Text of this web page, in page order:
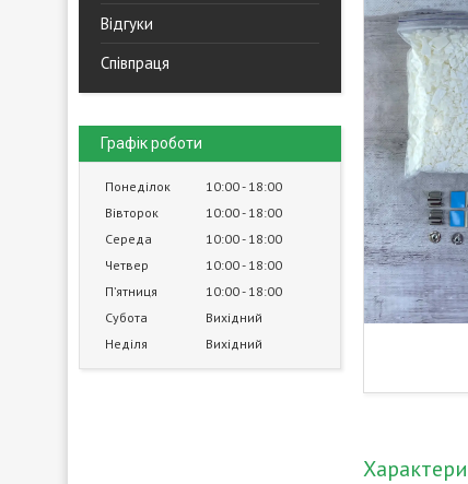
Відгуки
Співпраця
Графік роботи
Понеділок 10:00 18:00
Вівторок
10:00 18:00
Середа
10:00 18:00
Четвер
10:00 18:00
Пʼятниця
10:00 18:00
Субота
Вихідний
Неділя
Вихідний